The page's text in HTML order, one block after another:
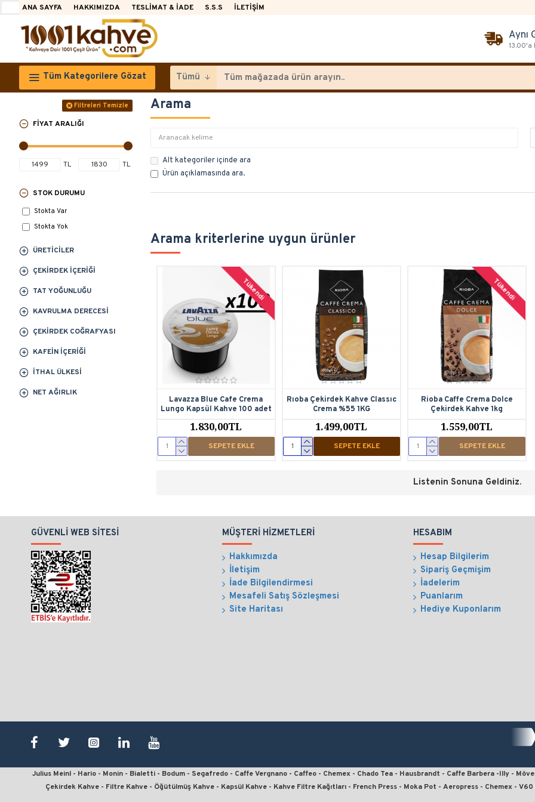
ANA SAYFA HAKKIMIZDA TESLIMAT & İADE S.S.S İLETIŞIM
Aynı
13.00'a
Tüm Kategorilere Gözat Tümü
Filtreleri Temizle
FIYAT ARALIĞI
TL TL
ÜRETICILER
ÇEKIRDEK İÇERIĞI
NET AĞIRLIK
TAT YOĞUNLUĞU
ÇEKIRDEK COĞRAFYASI
İTHAL ÜLKESI
KAFEIN İÇERIĞI
KAVRULMA DERECESI
STOK DURUMU
Stokta Var
Stokta Yok
Arama
Alt kategoriler içinde ara
Ürün açıklamasında ara.
Arama kriterlerine uygun ürünler
Tükendi
Lavazza Blue Cafe Crema
Lungo Kapsül Kahve 100 adet
1.830,00TL
SEPETE EKLE
Rıoba Çekirdek Kahve Classıc
Crema %55 1KG
1.499,00TL
SEPETE EKLE
Tükendi
Rioba Caffe Crema Dolce
Çekirdek Kahve 1kg
1.559,00TL
SEPETE EKLE
Listenin Sonuna Geldiniz.
GÜVENLI WEB SITESI MÜŞTERI HIZMETLERI
Hakkımızda
İletişim
İade Bilgilendirmesi
Mesafeli Satış Sözleşmesi
Site Haritası
HESABIM
Hesap Bilgilerim
Sipariş Geçmişim
İadelerim
Puanlarım
Hediye Kuponlarım
Julius Meinl - Hario - Monin - Bialetti - Bodum - Segafredo - Caffe Vergnano - Caffeo - Chemex - Chado Tea - Hausbrandt - Caffe Barbera -Illy -
Çekirdek Kahve - Filtre Kahve - Öğütülmüş Kahve - Kapsül Kahve - Kahve Filtre Kağıtları - French Press - Moka Pot - Aeropress - Chemex -
kahve sipariş, kahve satın al, en iyi filtre kahve, en ucuz kahve, en kaliteli kahve, online kahve, julius meinl kahve, kahve fiyatları, french press